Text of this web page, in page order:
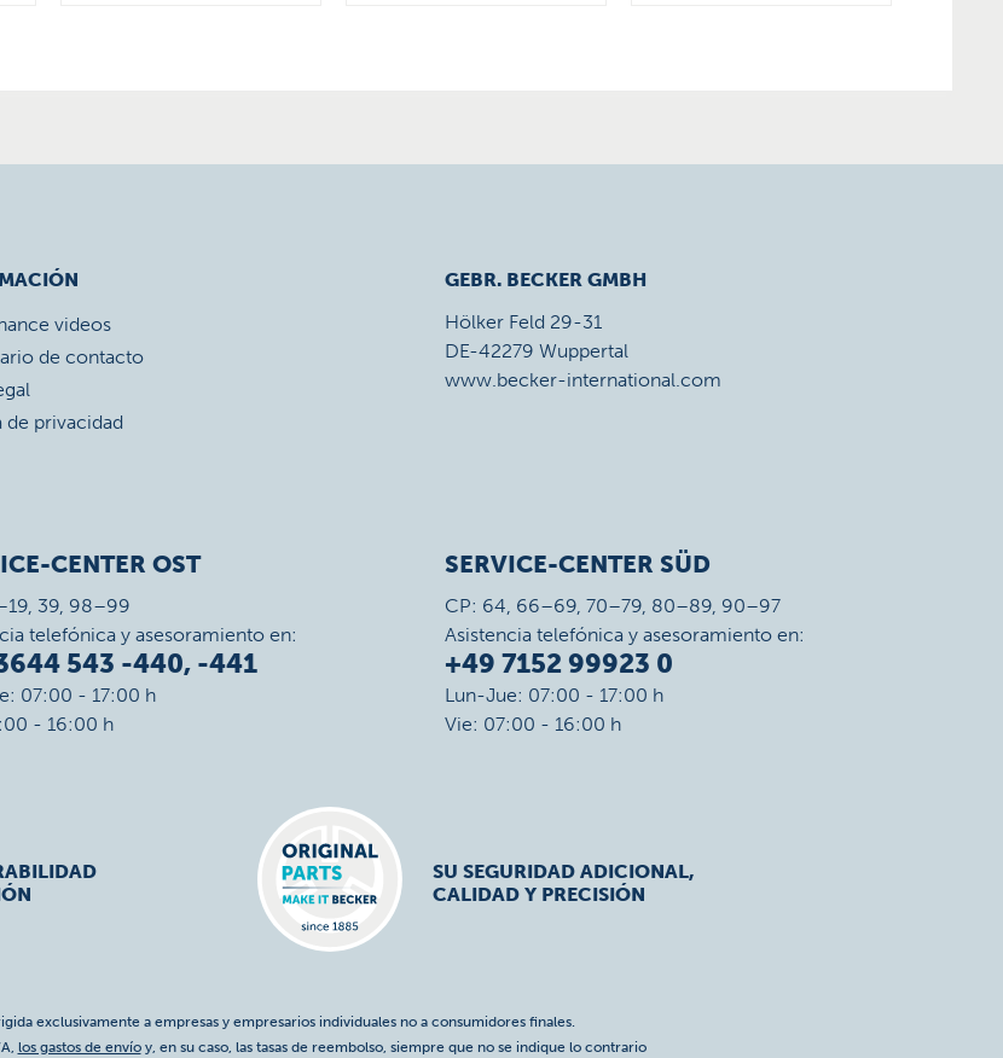
videos
de contacto
de privacidad
GEBR. BECKER GMBH
Hölker Feld 29-31
DE-42279 Wuppertal
www.becker-international.com
CENTER OST
39, 98–99
telefónica y asesoramiento en:
543 -440, -441
07:00 - 17:00 h
- 16:00 h
SERVICE-CENTER SÜD
CP: 64, 66–69, 70–79, 80–89, 90–97
Asistencia telefónica y asesoramiento en:
+49 7152 99923 0
Lun-Jue: 07:00 - 17:00 h
Vie: 07:00 - 16:00 h
SU SEGURIDAD ADICIONAL,
CALIDAD Y PRECISIÓN
exclusivamente a empresas y empresarios individuales no a consumidores finales.
los gastos de envíoy, en su caso, las tasas de reembolso, siempre que no se indique lo contrario